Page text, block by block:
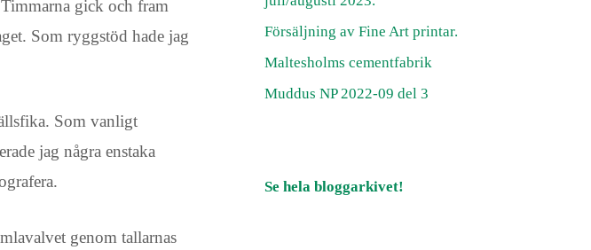
gick och fram
Som ryggstöd hade jag
Som vanligt
jag några enstaka
genom tallarnas
Försäljning av Fine Art printar.
Maltesholms cementfabrik
Muddus NP 2022-09 del 3
Se hela bloggarkivet!